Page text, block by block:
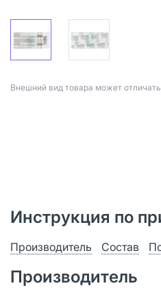
Bнешний вид товара может
Инструкция по
Производитель Состав
Производитель